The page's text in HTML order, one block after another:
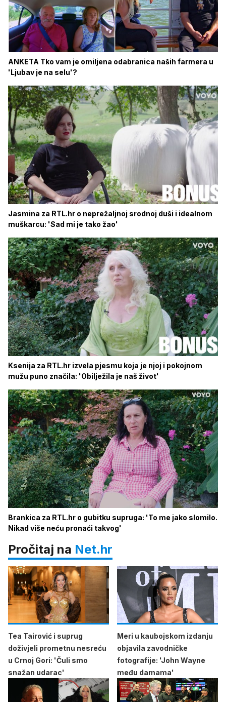
ANKETA Tko vam je omiljena odabranica naših farmera u
'Ljubav je na selu'?
Jasmina za RTL.hr o neprežaljnoj srodnoj duši i idealnom
muškarcu: 'Sad mi je tako žao'
Ksenija za RTL.hr izvela pjesmu koja je njoj i pokojnom
mužu puno značila: 'Obilježila je naš život'
Brankica za RTL.hr o gubitku supruga: 'To me jako slomilo.
Nikad više neću pronaći takvog'
Pročitaj na Net.hr
Tea Tairović i suprug
doživjeli prometnu nesreću
u Crnoj Gori: 'Čuli smo
snažan udarac'
Meri u kaubojskom izdanju
objavila zavodničke
fotografije: 'John Wayne
među damama'